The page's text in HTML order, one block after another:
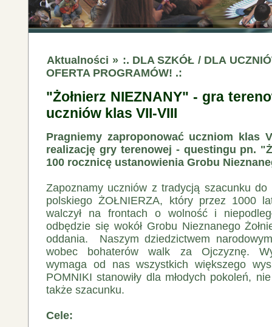
Aktualności » :. DLA SZKÓŁ / DLA
OFERTA PROGRAMÓW! .:
"Żołnierz NIEZNANY" - gra
uczniów klas VII-VIII
Pragniemy zaproponować uczniom klas
realizację gry terenowej ‐ questingu pn.
100 rocznicę ustanowienia Grobu
Zapoznamy uczniów z tradycją szacunku
polskiego ŻOŁNIERZA, który przez 1000
walczył na frontach o wolność i
odbędzie się wokół Grobu Nieznanego
oddania. Naszym dziedzictwem
wobec bohaterów walk za Ojczyznę.
wymaga od nas wszystkich większego
POMNIKI stanowiły dla młodych pokoleń,
także szacunku.
Cele: